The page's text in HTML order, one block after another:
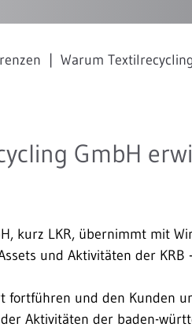
Warum
GmbH
kurz LKR, übernimmt mit
und Aktivitäten der
fortführen und den Kunden
Aktivitäten der baden-